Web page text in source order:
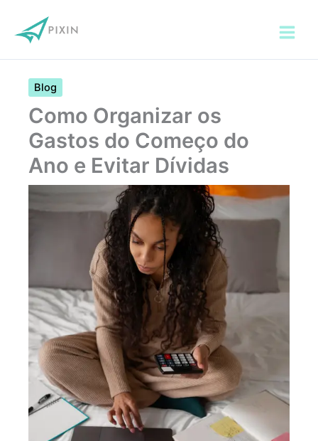
para
Blog
Como Organizar os
Gastos do Começo do
Ano e Evitar Dívidas